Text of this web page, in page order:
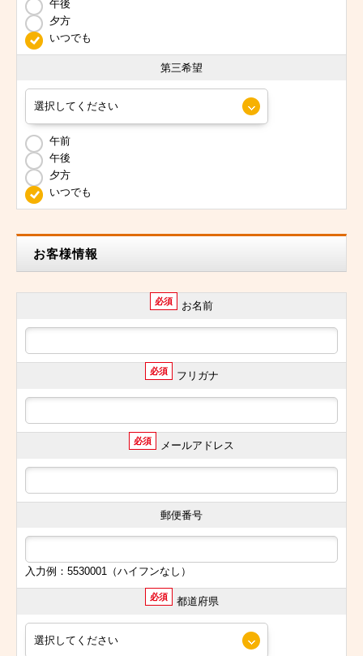
午後
夕方
いつでも
第三希望
午前
午後
夕方
いつでも
お客様情報
必須 お名前
必須 フリガナ
必須 メールアドレス
郵便番号
入力例：5530001（ハイフンなし）
必須 都道府県